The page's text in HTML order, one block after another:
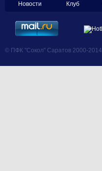
Новости Клуб
© ПФК "Сокол" Саратов 2000-2014